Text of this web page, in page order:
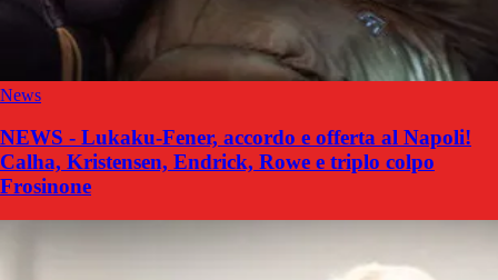
News
NEWS - Lukaku-Fener, accordo e offerta al Napoli!
Calha, Kristensen, Endrick, Rowe e triplo colpo
Frosinone